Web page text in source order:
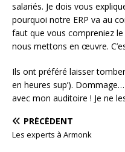
salariés. Je dois vous
pourquoi notre ERP va au
faut que vous compreniez
nous mettons en œuvre.
Ils ont préféré laisser
en heures sup’).
avec mon auditoire ! Je ne
PRÉCÉDENT
Les experts à Armonk